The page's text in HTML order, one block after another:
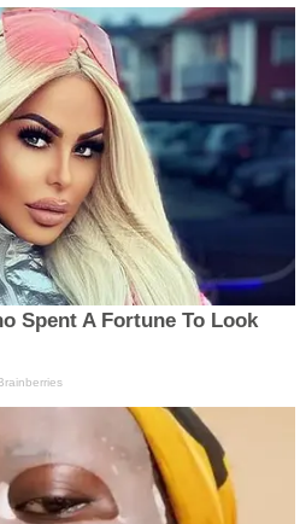
Spent A Fortune To Look